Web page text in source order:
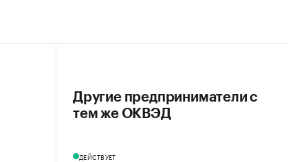
Другие предприниматели с
тем же ОКВЭД
ДЕЙСТВУЕТ